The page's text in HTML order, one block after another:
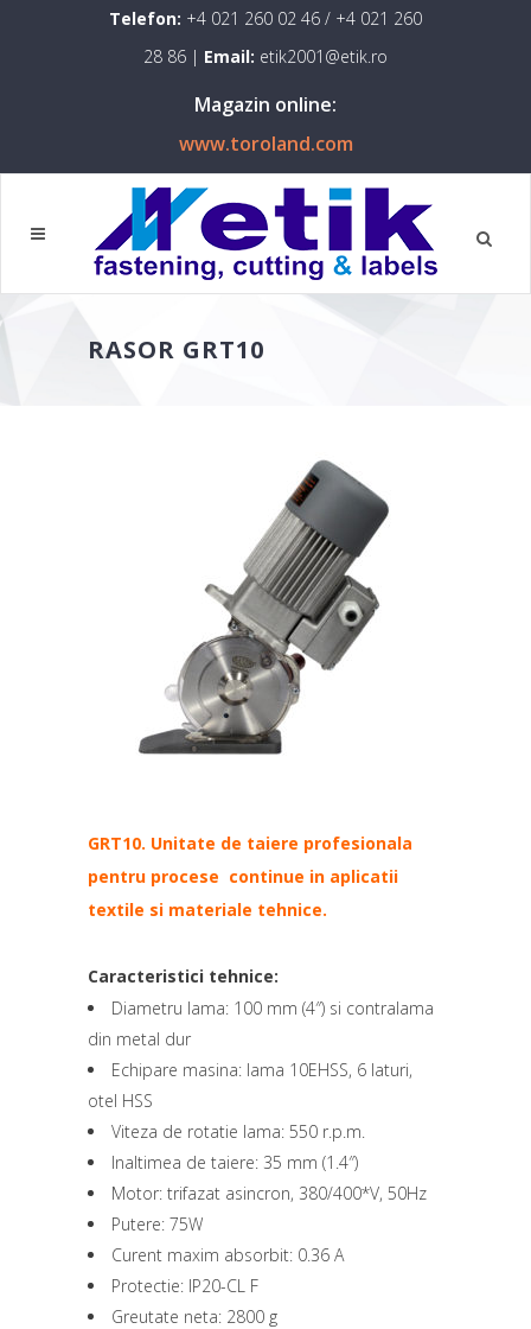
Telefon: +4 021 260 02 46 / +4 021 260
28 86 | Email: etik2001@etik.ro
Magazin online:
www.toroland.com
RASOR GRT10
GRT10. Unitate de taiere profesionala
pentru procese continue in aplicatii
textile si materiale tehnice.
Caracteristici tehnice:
Diametru lama: 100 mm (4″) si contralama
din metal dur
Echipare masina: lama 10EHSS, 6 laturi,
otel HSS
Viteza de rotatie lama: 550 r.p.m.
Inaltimea de taiere: 35 mm (1.4″)
Motor: trifazat asincron, 380/400*V, 50Hz
Putere: 75W
Curent maxim absorbit: 0.36 A
Protectie: IP20-CL F
Greutate neta: 2800 g